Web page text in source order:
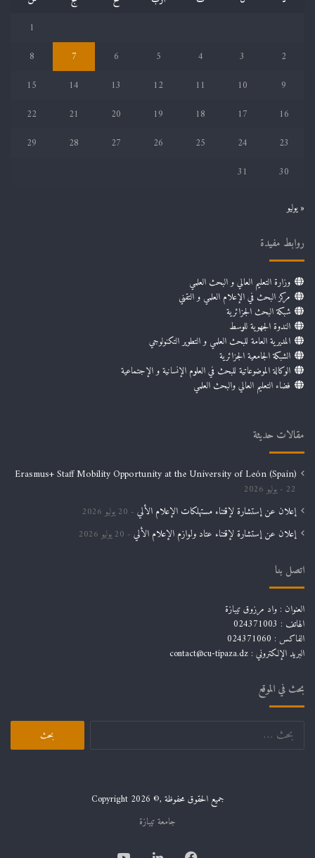
1
2
3
4
5
6
7
8
9
10
11
12
13
14
15
16
17
18
19
20
21
22
23
24
25
26
27
28
29
30
31
« يوليو
روابط مفيدة
وزارة التعليم العالي و البحث العلمي
مركز البحث في الإعلام العلمي و التقني
شبكة البحث الجزائرية
الندوة الجهوية للوسط
المديرية العامة للبحث العلمي و التطوير التكنولوجي
الشبكة الجامعية الجزائرية
الوكالة الموضوعاتية للبحث في العلوم الإنسانية و الإجتماعية
فضاء التعليم العالي والبحث العلمي
مقالات حديثة
Erasmus+ Staff Mobility Opportunity at the University of León (Spain)
22 يوليو 2026
إعلان عن إستشارة لإقتناء مستهلكات الإعلام الألي 20 يوليو 2026
إعلان عن إستشارة لإقتناء عتاد ولوازم الإعلام الألي 20 يوليو 2026
اتصل بنا
العنوان : واد مرزوق تيبازة
الهاتف : 024371003
الفاكس : 024371060
البريد الإلكتروني : contact@cu-tipaza.dz
بحث في الموقع
البحث
جميع الحقوق محفوظة ,© Copyright 2026
جامعة تيبازة